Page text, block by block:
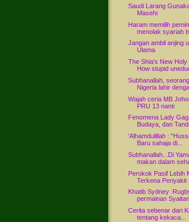
Saudi Larang
Masehi
Haram memilih
menolak syariah
Jangan ambil anjing
Ulama
The Shia's New
How stupid
Subhanallah,
Nigeria lahir
Wajah ceria MB
PRU 13 nanti
Fenomena Lady
Budaya, dan
'Alhamdulillah :
Baru sahaja di...
Subhanallah...Di
makan dalam
Perokok Pasif Lebih
Terkena Penyakit
Khatib Sydney
permainan Syaitan
Cerita sebenar dari
tentang kekaca...